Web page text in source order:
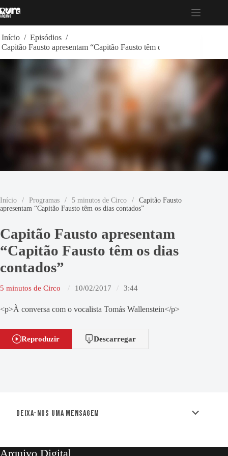
para
Início / Episódios /
Capitão Fausto apresentam “Capitão Fausto têm os dias contados”
Início / Programas / 5 minutos de Circo /
Capitão Fausto
apresentam “Capitão Fausto têm os dias contados”
Capitão Fausto apresentam
“Capitão Fausto têm os dias
contados”
5 minutos de Circo 10/02/2017 3:44
<p>À conversa com o vocalista Tomás Wallenstein</p>
Reproduzir Descarregar
Deixa-nos uma mensagem
Arquivo Digital